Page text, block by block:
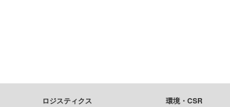
ロジスティクス 環境・CSR